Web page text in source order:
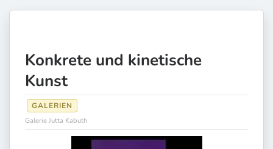
Konkrete und kinetische
Kunst
GALERIEN
Galerie Jutta Kabuth